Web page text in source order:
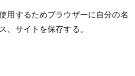
用するためブラウザーに自分の名
、サイトを保存する。